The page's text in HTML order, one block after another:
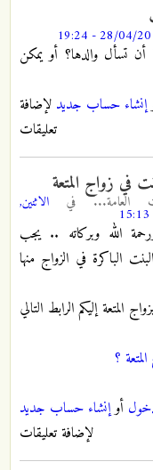
تسأل والدها؟ أو يمكن
إنشاء حساب جديد لإضافة
تعليقات
في زواج المتعة
العامة...في الاثنين,
الله وبركاته .. يجب
الباكرة في الزواج منها
المتعة إليكم الرابط التالي
؟
أوإنشاء حساب جديد
لإضافة تعليقات